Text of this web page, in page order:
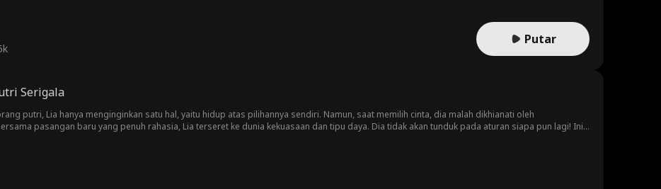
Putar
Serigala
putri, Lia hanya menginginkan satu hal, yaitu hidup atas pilihannya sendiri. Namun, saat memilih cinta, dia malah dikhianati oleh
pasangan baru yang penuh rahasia, Lia terseret ke dunia kekuasaan dan tipu daya. Dia tidak akan tunduk pada aturan siapa pun lagi! Ini